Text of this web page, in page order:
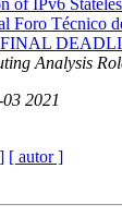
of IPv6
Foro Técnico
Analysis
2021
[ autor ]